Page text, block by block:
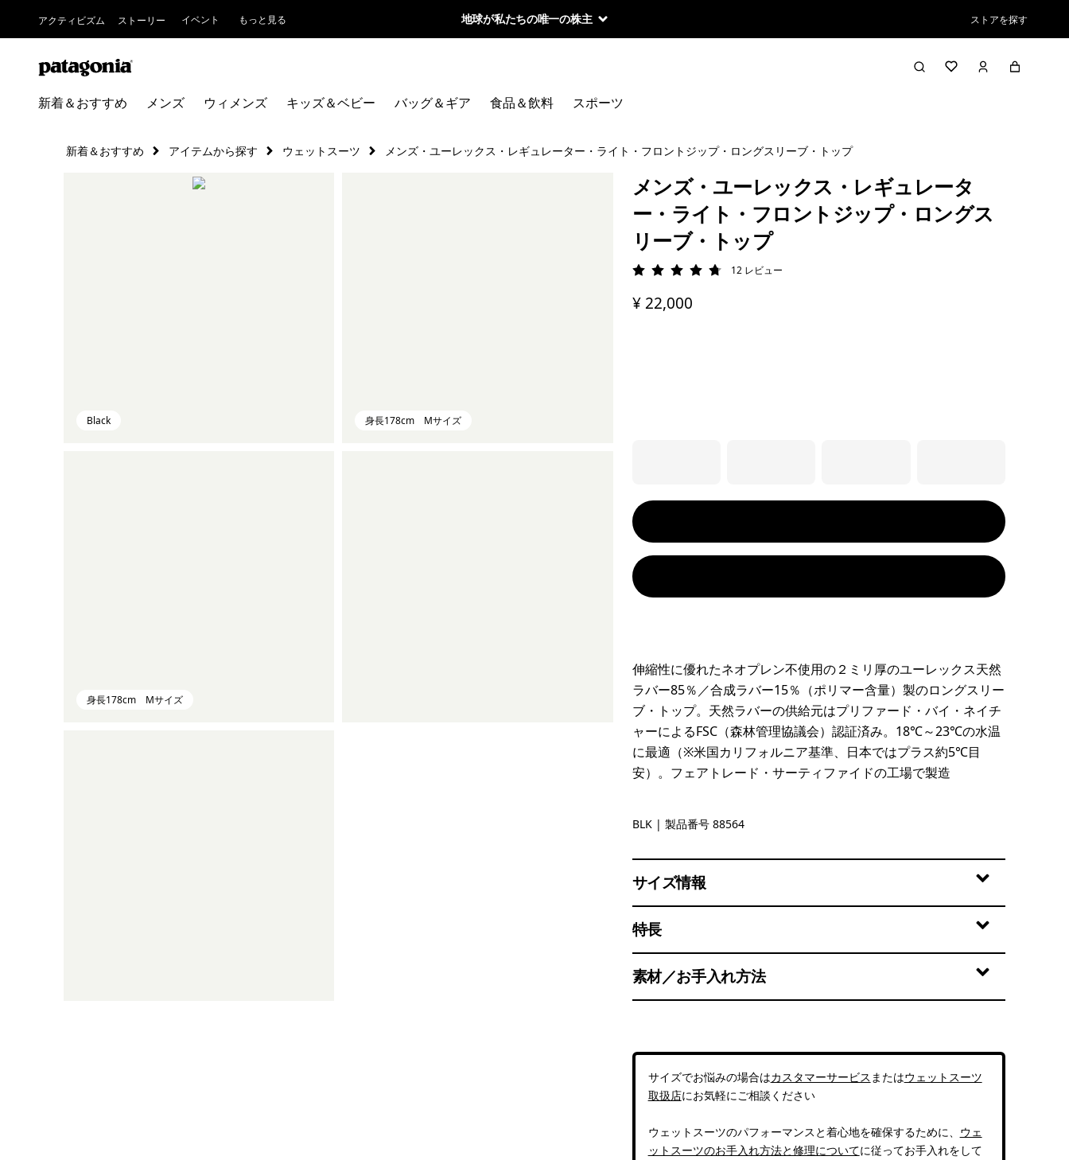
アクティビズム ストーリー イベント もっと見る 地球が私たちの唯一の株主 ストアを探す
新着＆おすすめ メンズ ウィメンズ キッズ＆ベビー バッグ＆ギア 食品＆飲料 スポーツ
新着＆おすすめ アイテムから探す ウェットスーツ メンズ・ユーレックス・レギュレーター・ライト・フロントジップ・ロングスリーブ・トップ
Black 身長178cm Mサイズ
身長178cm Mサイズ
メンズ・ユーレックス・レギュレータ
ー・ライト・フロントジップ・ロングス
リーブ・トップ
評価: 4.8 / 5
12 レビュー
¥ 22,000
伸縮性に優れたネオプレン不使用の２ミリ厚のユーレックス天然
ラバー85％／合成ラバー15％（ポリマー含量）製のロングスリー
ブ・トップ。天然ラバーの供給元はプリファード・バイ・ネイチ
ャーによるFSC（森林管理協議会）認証済み。18℃～23℃の水温
に最適（※米国カリフォルニア基準、日本ではプラス約5℃目
安）。フェアトレード・サーティファイドの工場で製造
Black
BLK | 製品番号 88564
サイズ情報
特長
素材／お手入れ方法
サイズでお悩みの場合はカスタマーサービス またはウェットスーツ
取扱店にお気軽にご相談ください
ウェットスーツのパフォーマンスと着心地を確保するために、 ウェ
ットスーツのお手入れ方法と修理についてに従ってお手入れをして